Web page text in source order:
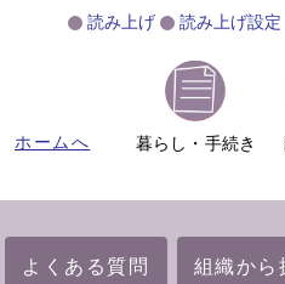
読み上げ 読み上げ設定
ホームへ 暮らし・手続き
よくある質問 組織から